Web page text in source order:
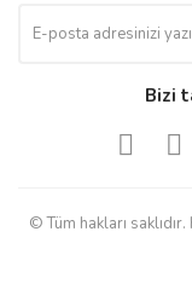
Bizi
© Tüm hakları